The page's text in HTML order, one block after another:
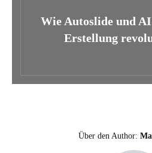
Wie Autoslide und
Erstellung
Über den Author: